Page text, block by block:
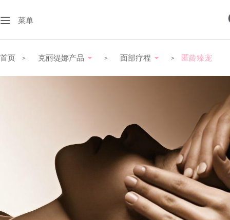
菜单
首页 > 克丽缇娜产品 > 面部疗程 > 匿龄臻宠